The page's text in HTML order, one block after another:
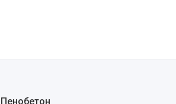
Пенобетон